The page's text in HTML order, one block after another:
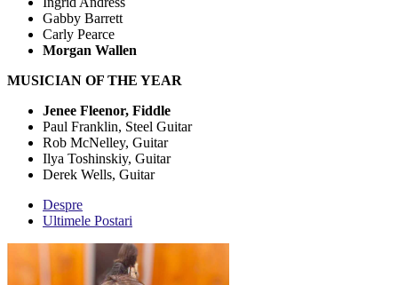
Gabby Barrett
Carly Pearce
Morgan Wallen
MUSICIAN OF THE YEAR
Jenee Fleenor, Fiddle
Paul Franklin, Steel Guitar
Rob McNelley, Guitar
Ilya Toshinskiy, Guitar
Derek Wells, Guitar
Despre
Ultimele Postari